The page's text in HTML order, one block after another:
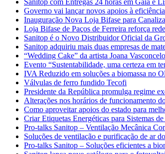
Governo vai lançar novos apoios à
Inauguração Nova Loja Bifase para
Loja Bifase de Paços de Ferreira reforça
Sanitop é o Novo Distribuidor Oficial da
Sanitop adquiriu mais duas empresas de
“Wedding Cake” da artista Joana
Evento “Sustentabilidade, uma certeza em
IVA Reduzido em soluções a biomassa no
Válvulas de ferro fundido Tecofi
Presidente da República promulga regime
Alterações nos horários de funcionamento
Como aproveitar apoios do estado para
Criar Etiquetas Energéticas para Sistemas
Pro-talks Sanitop – Ventilação Mecânica
Soluções de ventilação e purificação de ar
Pro-talks Sanitop – Soluções eficientes a